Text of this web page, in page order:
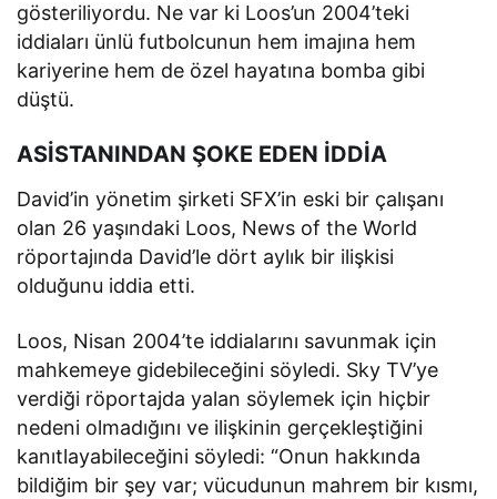
gösteriliyordu. Ne var ki Loos’un 2004’teki
iddiaları ünlü futbolcunun hem imajına hem
kariyerine hem de özel hayatına bomba gibi
düştü.
ASİSTANINDAN ŞOKE EDEN İDDİA
David’in yönetim şirketi SFX’in eski bir çalışanı
olan 26 yaşındaki Loos, News of the World
röportajında ​​David’le dört aylık bir ilişkisi
olduğunu iddia etti.
Loos, Nisan 2004’te iddialarını savunmak için
mahkemeye gidebileceğini söyledi. Sky TV’ye
verdiği röportajda yalan söylemek için hiçbir
nedeni olmadığını ve ilişkinin gerçekleştiğini
kanıtlayabileceğini söyledi: “Onun hakkında
bildiğim bir şey var; vücudunun mahrem bir kısmı,